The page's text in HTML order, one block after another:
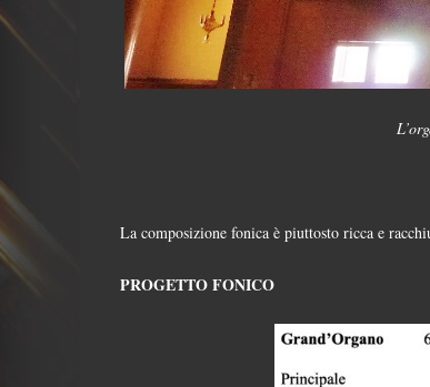
La composizione fonica è piuttosto ricca e
PROGETTO FONICO